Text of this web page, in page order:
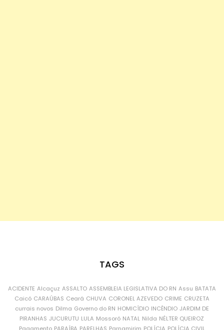
TAGS
ACIDENTE Alcaçuz ASSALTO ASSEMBLEIA LEGISLATIVA DO RN Assu BATATA
Caicó CARAÚBAS Ceará CHUVA CORONEL AZEVEDO CRIME CRUZETA
currais novos Dilma Governo do RN HOMICÍDIO INCÊNDIO JARDIM DE
PIRANHAS JUCURUTU LULA Mossoró NATAL Nilda NÉLTER QUEIROZ
Pagamento PARAÍBA PARELHAS Parnamirim POLÍCIA POLÍCIA CIVIL